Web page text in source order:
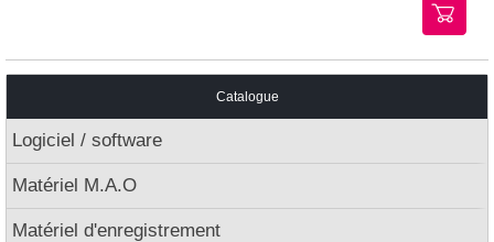
Catalogue
Logiciel / software
Matériel M.A.O
Matériel d'enregistrement